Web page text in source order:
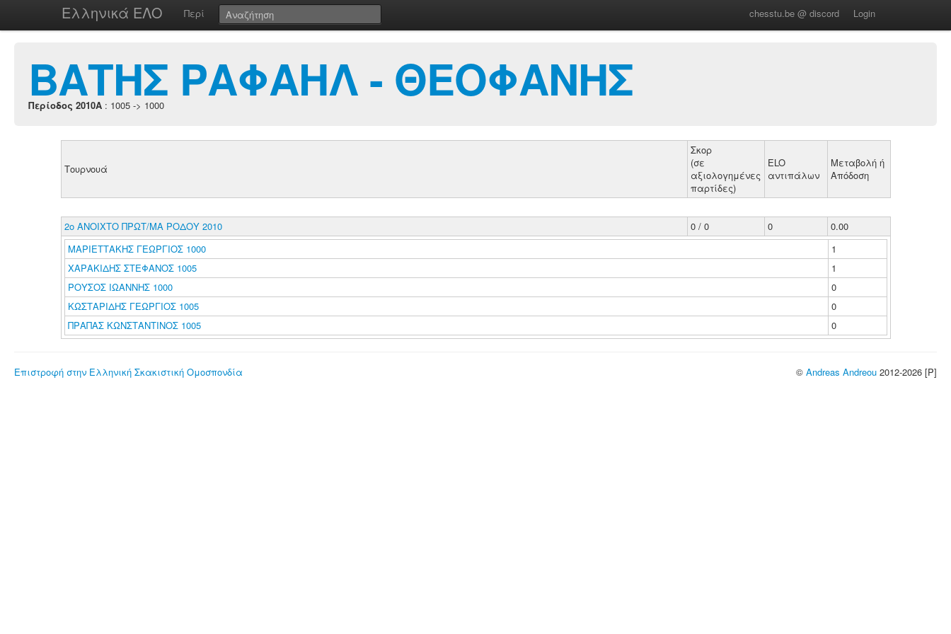
Ελληνικά ΕΛΟ Περί chesstu.be @ discord Login
ΒΑΤΗΣ ΡΑΦΑΗΛ - ΘΕΟΦΑΝΗΣ
Περίοδος 2010A : 1005 -> 1000
Τουρνουά
Σκορ
(σε
αξιολογημένες
παρτίδες)
ELO
αντιπάλων
Μεταβολή ή
Απόδοση
2ο ΑΝΟΙΧΤΟ ΠΡΩΤ/ΜΑ ΡΟΔΟΥ 2010 0 / 0 0
0.00
ΜΑΡΙΕΤΤΑΚΗΣ ΓΕΩΡΓΙΟΣ 1000
1
ΧΑΡΑΚΙΔΗΣ ΣΤΕΦΑΝΟΣ 1005
1
ΡΟΥΣΟΣ ΙΩΑΝΝΗΣ 1000
0
ΚΩΣΤΑΡΙΔΗΣ ΓΕΩΡΓΙΟΣ 1005
0
ΠΡΑΠΑΣ ΚΩΝΣΤΑΝΤΙΝΟΣ 1005
0
Επιστροφή στην Ελληνική Σκακιστική Ομοσπονδία © Andreas Andreou 2012-2026 [P]